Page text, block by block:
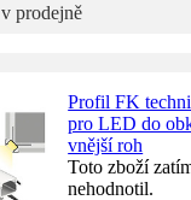
prodejně
Profil FK
pro LED do
vnější roh
Toto zboží
nehodnotil.